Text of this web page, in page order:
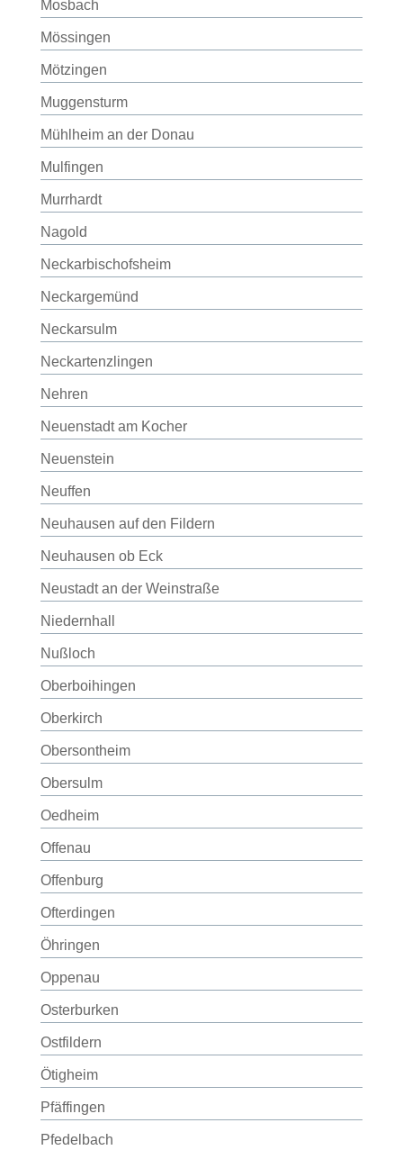
Mosbach
Mössingen
Mötzingen
Muggensturm
Mühlheim an der Donau
Mulfingen
Murrhardt
Nagold
Neckarbischofsheim
Neckargemünd
Neckarsulm
Neckartenzlingen
Nehren
Neuenstadt am Kocher
Neuenstein
Neuffen
Neuhausen auf den Fildern
Neuhausen ob Eck
Neustadt an der Weinstraße
Niedernhall
Nußloch
Oberboihingen
Oberkirch
Obersontheim
Obersulm
Oedheim
Offenau
Offenburg
Ofterdingen
Öhringen
Oppenau
Osterburken
Ostfildern
Ötigheim
Pfäffingen
Pfedelbach